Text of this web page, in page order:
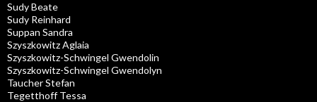
Sudy Beate
Sudy Reinhard
Suppan Sandra
Szyszkowitz Aglaia
Szyszkowitz-Schwingel Gwendolin
Szyszkowitz-Schwingel Gwendolyn
Taucher Stefan
Tegetthoff Tessa